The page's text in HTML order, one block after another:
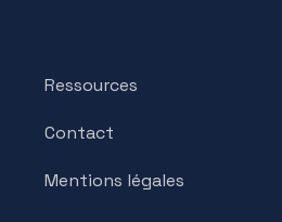
Ressources
Contact
Mentions légales